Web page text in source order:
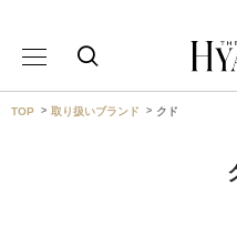
TOP 取り扱いブランド クド